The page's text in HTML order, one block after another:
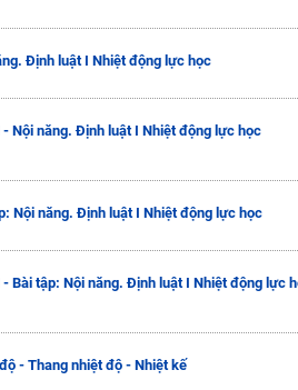
Định luật I Nhiệt động lực học
- Nội năng. Định luật I Nhiệt động lực học
Nội năng. Định luật I Nhiệt động lực học
- Bài tập: Nội năng. Định luật I Nhiệt động lực
- Thang nhiệt độ - Nhiệt kế